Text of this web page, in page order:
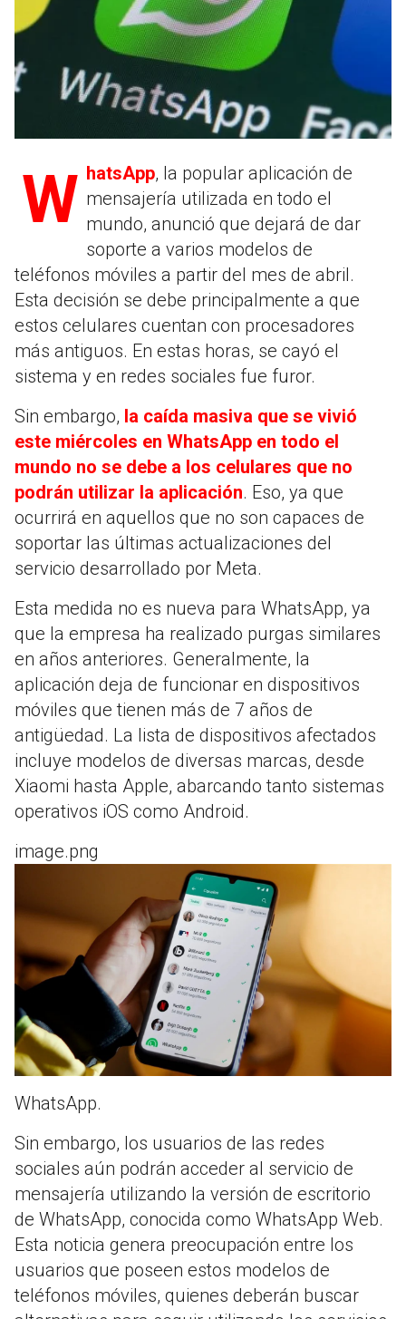
WhatsApp, la popular aplicación de
mensajería utilizada en todo el
mundo, anunció que dejará de dar
soporte a varios modelos de
teléfonos móviles a partir del mes de abril.
Esta decisión se debe principalmente a que
estos celulares cuentan con procesadores
más antiguos. En estas horas, se cayó el
sistema y en redes sociales fue furor.
Sin embargo, la caída masiva que se vivió
este miércoles en WhatsApp en todo el
mundo no se debe a los celulares que no
podrán utilizar la aplicación. Eso, ya que
ocurrirá en aquellos que no son capaces de
soportar las últimas actualizaciones del
servicio desarrollado por Meta.
Esta medida no es nueva para WhatsApp, ya
que la empresa ha realizado purgas similares
en años anteriores. Generalmente, la
aplicación deja de funcionar en dispositivos
móviles que tienen más de 7 años de
antigüedad. La lista de dispositivos afectados
incluye modelos de diversas marcas, desde
Xiaomi hasta Apple, abarcando tanto sistemas
operativos iOS como Android.
image.png
WhatsApp.
Sin embargo, los usuarios de las redes
sociales aún podrán acceder al servicio de
mensajería utilizando la versión de escritorio
de WhatsApp, conocida como WhatsApp Web.
Esta noticia genera preocupación entre los
usuarios que poseen estos modelos de
teléfonos móviles, quienes deberán buscar